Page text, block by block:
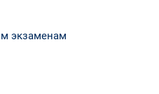
экзаменам